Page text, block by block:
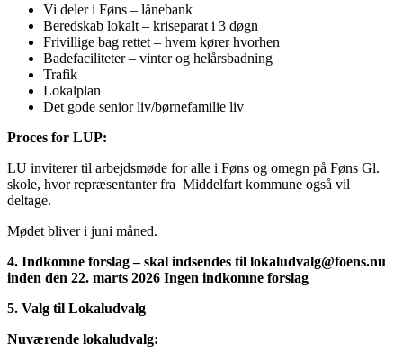
Vi deler i Føns – lånebank
Beredskab lokalt – kriseparat i 3 døgn
Frivillige bag rettet – hvem kører hvorhen
Badefaciliteter – vinter og helårsbadning
Trafik
Lokalplan
Det gode senior liv/børnefamilie liv
Proces for LUP:
LU inviterer til arbejdsmøde for alle i Føns og omegn på Føns Gl.
skole, hvor repræsentanter fra Middelfart kommune også vil
deltage.
Mødet bliver i juni måned.
4. Indkomne forslag – skal indsendes til lokaludvalg@foens.nu
inden den 22. marts 2026 Ingen indkomne forslag
5. Valg til Lokaludvalg
Nuværende lokaludvalg: